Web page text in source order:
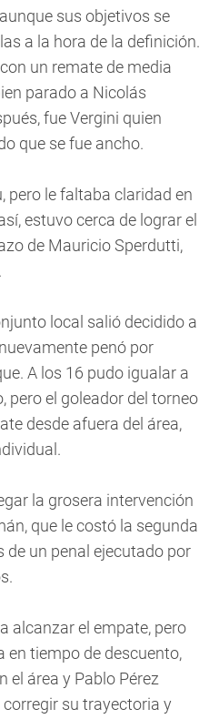
sus objetivos se
a la hora de la definición.
un remate de media
parado a Nicolás
fue Vergini quien
que se fue ancho.
pero le faltaba claridad en
estuvo cerca de lograr el
de Mauricio Sperdutti,
local salió decidido a
penó por
A los 16 pudo igualar a
pero el goleador del torneo
desde afuera del área,
la grosera intervención
que le costó la segunda
de un penal ejecutado por
alcanzar el empate, pero
en tiempo de descuento,
el área y Pablo Pérez
su trayectoria y